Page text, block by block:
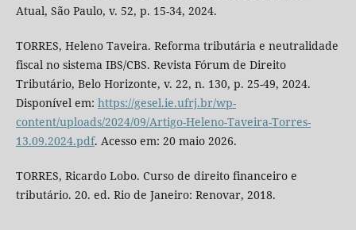
Atual, São Paulo, v. 52, p. 15-34, 2024.
TORRES, Heleno Taveira. Reforma tributária e neutralidade
fiscal no sistema IBS/CBS. Revista Fórum de Direito
Tributário, Belo Horizonte, v. 22, n. 130, p. 25-49, 2024.
Disponível em: https://gesel.ie.ufrj.br/wp-
content/uploads/2024/09/Artigo-Heleno-Taveira-Torres-
13.09.2024.pdf. Acesso em: 20 maio 2026.
TORRES, Ricardo Lobo. Curso de direito financeiro e
tributário. 20. ed. Rio de Janeiro: Renovar, 2018.